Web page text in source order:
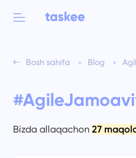
日
Bosh sahifa Blog
Bizda allaqachon 27
Taskee funksiyalari
Haqida bilib oling 7 ko'proq
Barcha funksiyalarni ko'rish
Jamoalar uchun
Sanoatlar